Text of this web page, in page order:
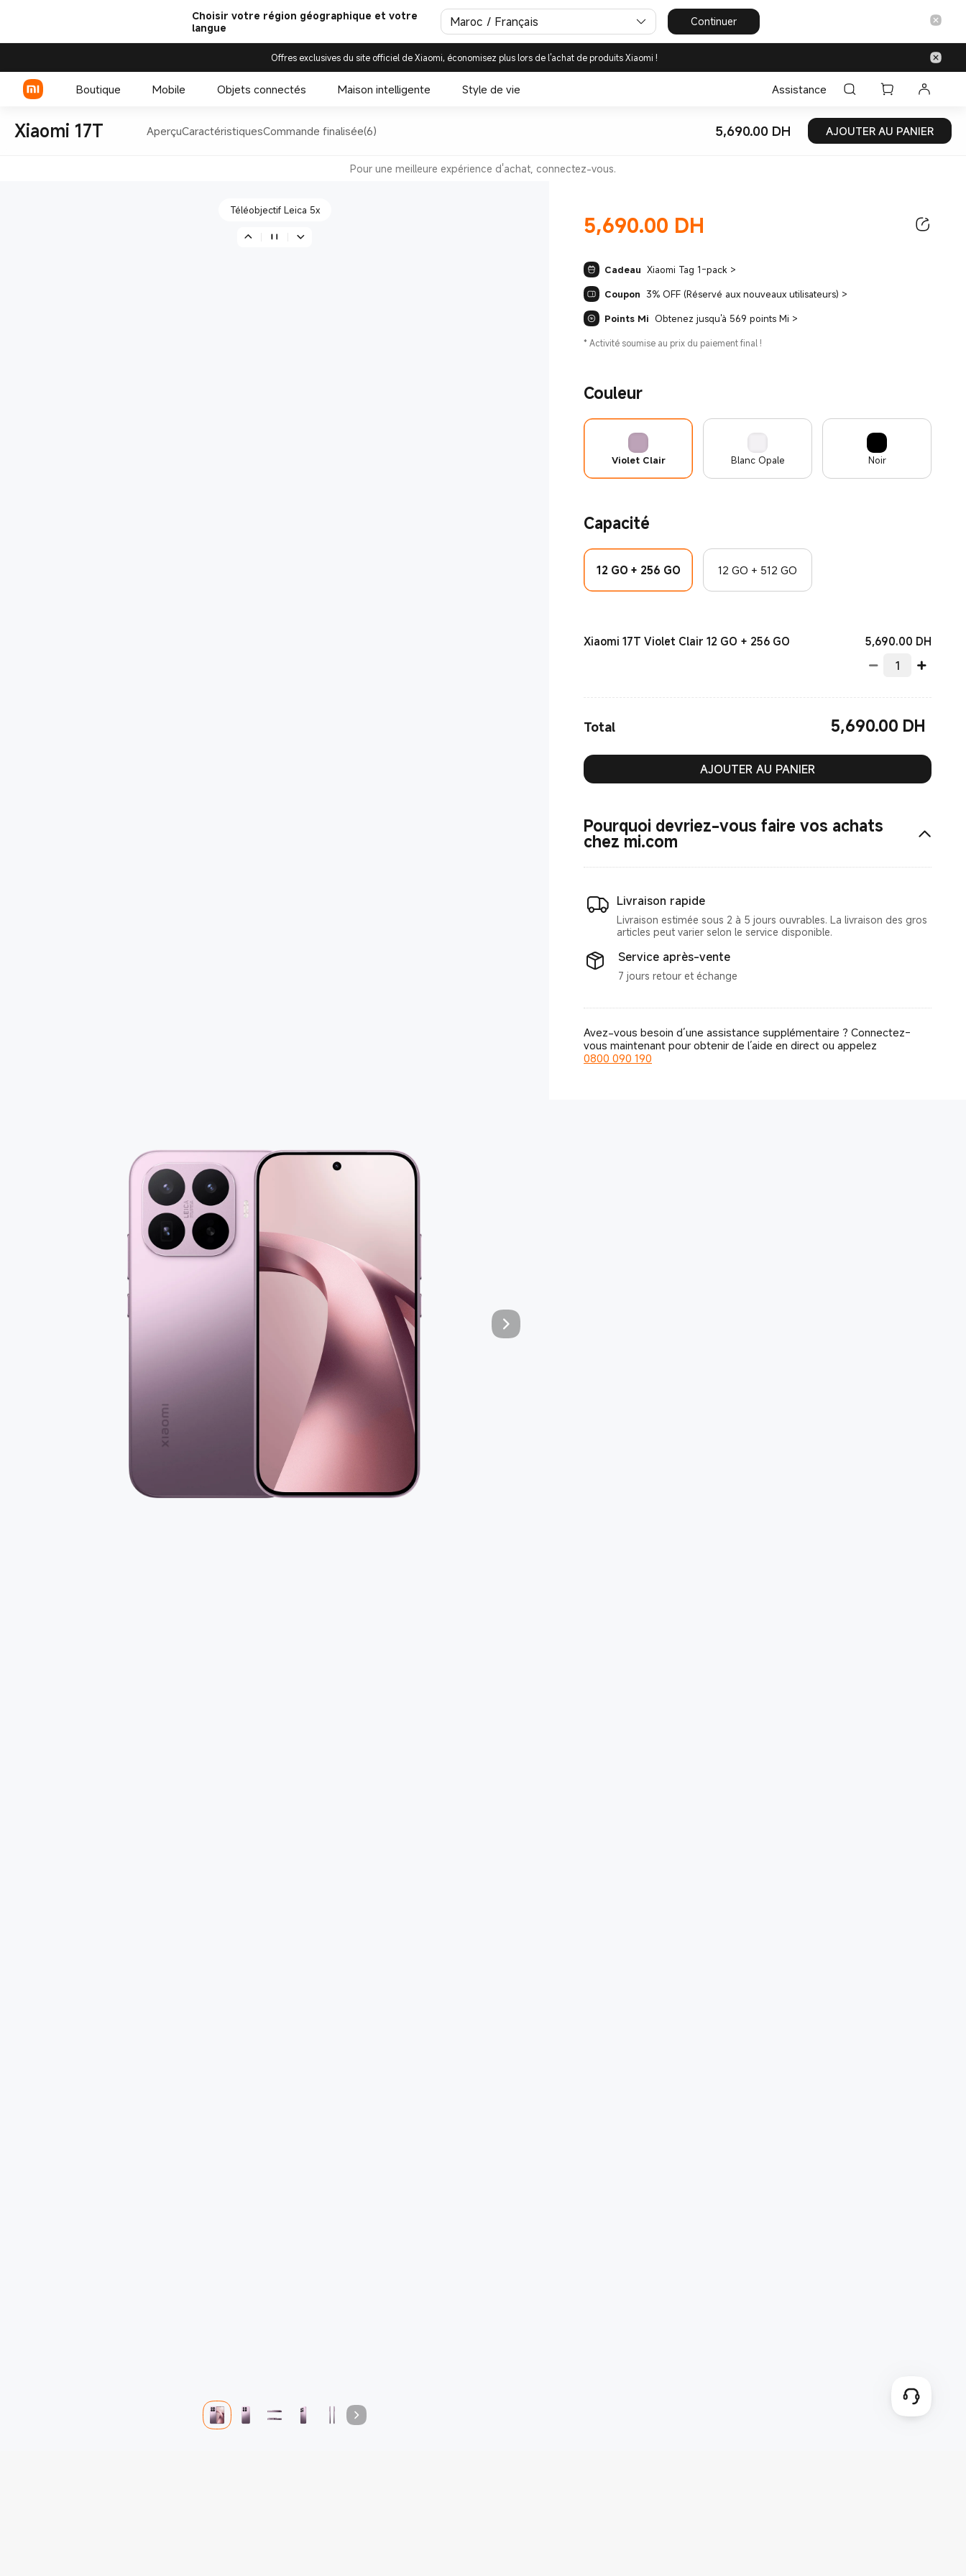
Choisir votre région géographique et votre
langue
Maroc / Français Continuer
Offres exclusives du site officiel de Xiaomi, économisez plus lors de l'achat de produits Xiaomi !
Boutique Mobile Objets connectés Maison intelligente Style de vie Assistance
Xiaomi 17T AperçuCaractéristiquesCommande finalisée(6) 5,690.00 ‎ DH‎ Current Price ‎ DH‎5690
AJOUTER AU PANIER
Pour une meilleure expérience d'achat, connectez-vous.
Jusqu'à 120x de zoom IA ultra
Leica Live Moment
Téléobjectif Leica 5x
5,690.00 ‎ DH‎
Current Price ‎ DH‎5690.00
Cadeau Xiaomi Tag 1-pack >
Coupon 3% OFF (Réservé aux nouveaux utilisateurs) >
Points Mi Obtenez jusqu'à 569 points Mi >
* Activité soumise au prix du paiement final !
Couleur
Violet Clair Blanc Opale Noir
Capacité
12 GO + 256 GO 12 GO + 512 GO
Xiaomi 17T Violet Clair 12 GO + 256 GO 5,690.00 ‎ DH‎
Total 5,690.00 ‎ DH‎
AJOUTER AU PANIER
Pourquoi devriez-vous faire vos achats
chez mi.com
Livraison rapide
Livraison estimée sous 2 à 5 jours ouvrables. La livraison des gros
articles peut varier selon le service disponible.
Service après-vente
7 jours retour et échange
Avez-vous besoin d’une assistance supplémentaire ? Connectez-
vous maintenant pour obtenir de l’aide en direct ou appelez
0800 090 190